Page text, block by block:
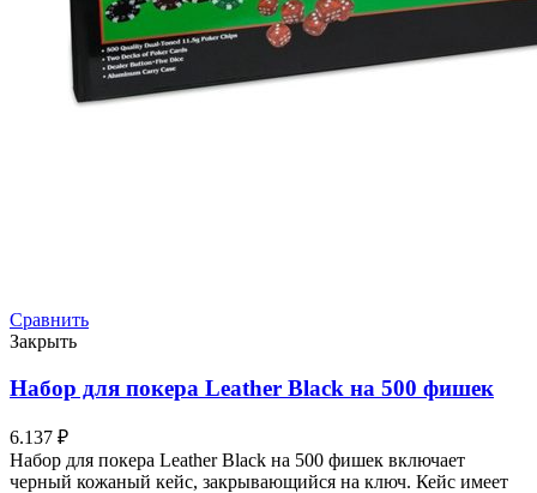
Сравнить
Закрыть
Набор для покера Leather Black на 500 фишек
6.137 ₽
Набор для покера Leather Black на 500 фишек включает
черный кожаный кейс, закрывающийся на ключ. Кейс имеет